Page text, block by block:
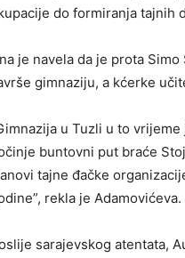
do formiranja tajnih
je navela da je prota
gimnaziju, a kćerke
u Tuzli u to
buntovni put braće
tajne đačke
rekla je Adamovićeva.
sarajevskog atentata,